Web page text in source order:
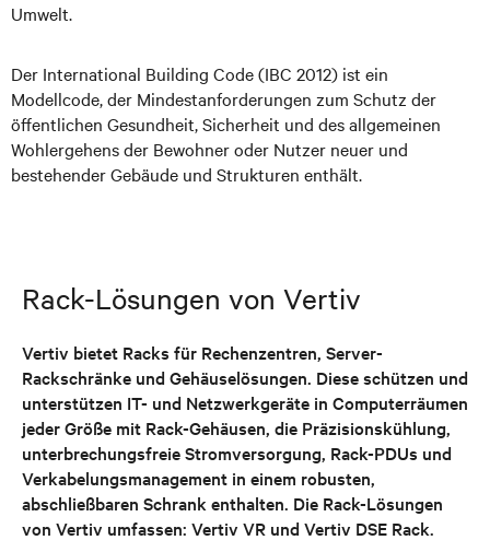
Umwelt.
Der International Building Code (IBC 2012) ist ein
Modellcode, der Mindestanforderungen zum Schutz der
öffentlichen Gesundheit, Sicherheit und des allgemeinen
Wohlergehens der Bewohner oder Nutzer neuer und
bestehender Gebäude und Strukturen enthält.
Rack-Lösungen von Vertiv
Vertiv bietet Racks für Rechenzentren, Server-
Rackschränke und Gehäuselösungen. Diese schützen und
unterstützen IT- und Netzwerkgeräte in Computerräumen
jeder Größe mit Rack-Gehäusen, die Präzisionskühlung,
unterbrechungsfreie Stromversorgung, Rack-PDUs und
Verkabelungsmanagement in einem robusten,
abschließbaren Schrank enthalten. Die Rack-Lösungen
von Vertiv umfassen: Vertiv VR und Vertiv DSE Rack.